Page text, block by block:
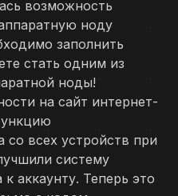
возможность
ноду
заполнить
стать одним из
ноды!
на сайт интернет-
со всех устройств при
систему
аккаунту. Теперь это